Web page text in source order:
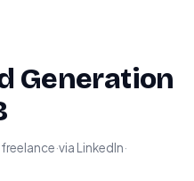
Generation
·via LinkedIn·